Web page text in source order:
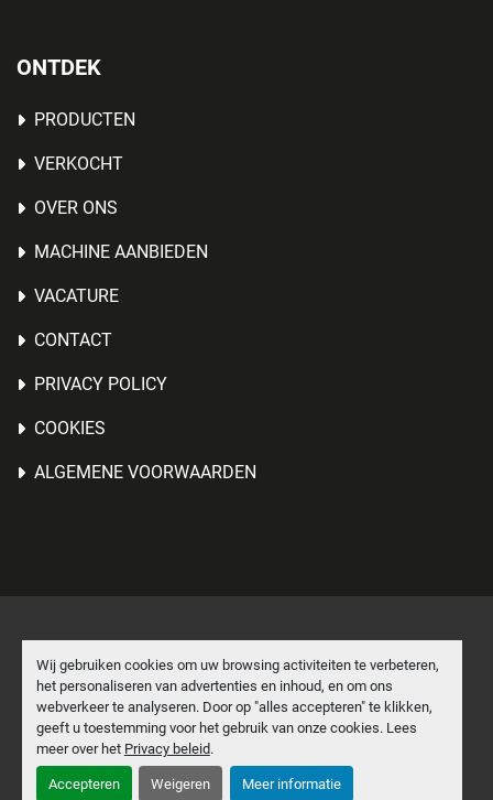
Wij gebruiken cookies om uw browsing activiteiten te verbeteren,
het personaliseren van advertenties en inhoud, en om ons
webverkeer te analyseren. Door op "alles accepteren" te klikken,
geeft u toestemming voor het gebruik van onze cookies. Lees
meer over het Privacy beleid.
Accepteren Weigeren Meer informatie
ONTDEK
PRODUCTEN
VERKOCHT
OVER ONS
MACHINE AANBIEDEN
VACATURE
CONTACT
PRIVACY POLICY
COOKIES
ALGEMENE VOORWAARDEN
Cookies beheren
Machinio Systemwebsite doorMachinio